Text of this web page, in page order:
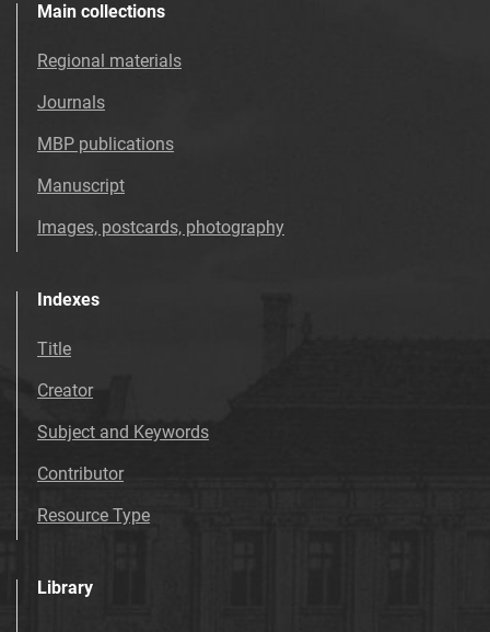
Main collections
Regional materials
Journals
MBP publications
Manuscript
Images, postcards, photography
Indexes
Title
Creator
Subject and Keywords
Contributor
Resource Type
Library